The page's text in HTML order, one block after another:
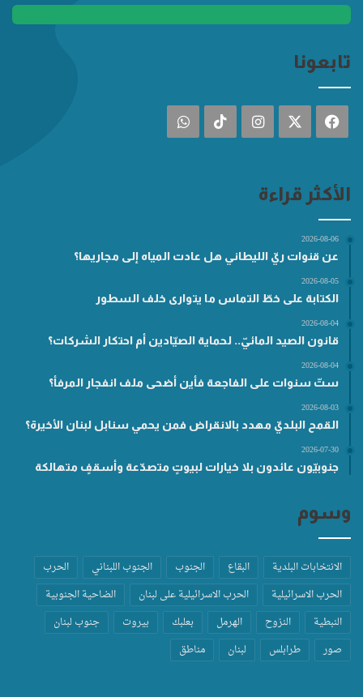
تابعونا
فيسبوك انستقرام ‫TikTokواتساب
الأكثر قراءة
2026-08-06
عن قنوات ريّ الليطاني هل عادت المياه إلى مجاريها؟
2026-08-05
الكتابة على خطّ التماس ما يتوارى خلف السطور
2026-08-04
قانون الصيد المائيّ.. لحماية الصيّادين أم احتكار الشركات؟
2026-08-04
ستّ سنوات على الفاجعة فأين أضحى ملف انفجار المرفأ؟
2026-08-03
القمح البلديّ مهدد بالانقراض فمن يحمي سنابل لبنان الأخيرة؟
2026-07-30
جنوبيّون عائدون بلا خيارات لبيوتٍ متصدّعة وأسقفٍ متهالكة
وسوم
الانتخابات البلدية البقاع الجنوب الجنوب اللبناني
الحرب
الحرب الاسرائيلية
الحرب الاسرائيلية على لبنان
الضاحية الجنوبية
النبطية
النزوح الهرمل بعلبك بيروت
جنوب لبنان
صور
طرابلس لبنان مناطق